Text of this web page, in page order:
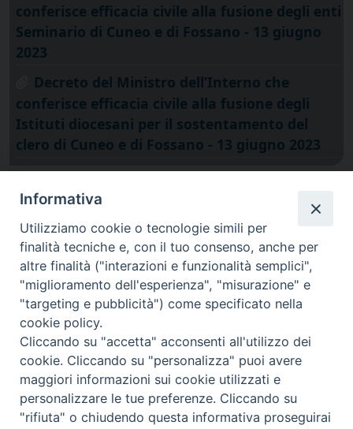
conferisce efficacia civile alla fusione degli enti
Seminario di Cuneo e di Fossano - 13 giugno
2023
Decreto del Ministro dell’Interno che
conferisce efficacia civile alla fusione degli
Istituti diocesani per il sostentamento del
clero di Cuneo e di Fossano - 13 giugno 2023
via Amedeo Rossi, 28 - 12100 Cuneo
segreteriagenerale@diocesicuneofossano.it
c.f. 96017380047
Informativa
Utilizziamo cookie o tecnologie simili per
finalità tecniche e, con il tuo consenso, anche per
altre finalità ("interazioni e funzionalità semplici",
"miglioramento dell'esperienza", "misurazione" e
"targeting e pubblicità") come specificato nella
cookie policy.
Cliccando su "accetta" acconsenti all'utilizzo dei
cookie. Cliccando su "personalizza" puoi avere
maggiori informazioni sui cookie utilizzati e
personalizzare le tue preferenze. Cliccando su
"rifiuta" o chiudendo questa informativa proseguirai